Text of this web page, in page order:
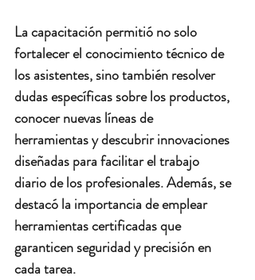
La capacitación permitió no solo
fortalecer el conocimiento técnico de
los asistentes, sino también resolver
dudas específicas sobre los productos,
conocer nuevas líneas de
herramientas y descubrir innovaciones
diseñadas para facilitar el trabajo
diario de los profesionales. Además, se
destacó la importancia de emplear
herramientas certificadas que
garanticen seguridad y precisión en
cada tarea.